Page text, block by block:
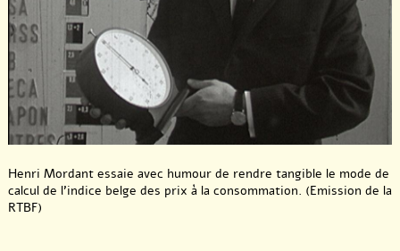
Henri Mordant essaie avec humour de rendre tangible le mode de
calcul de l’indice belge des prix à la consommation. (Emission de la
RTBF)